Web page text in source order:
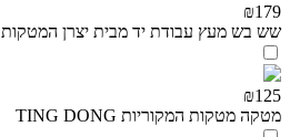
₪179
שש בש מעץ עבודת יד מבית יצרן המטקות TING DONG
₪125
מטקה מטקות המקוריות TING DONG